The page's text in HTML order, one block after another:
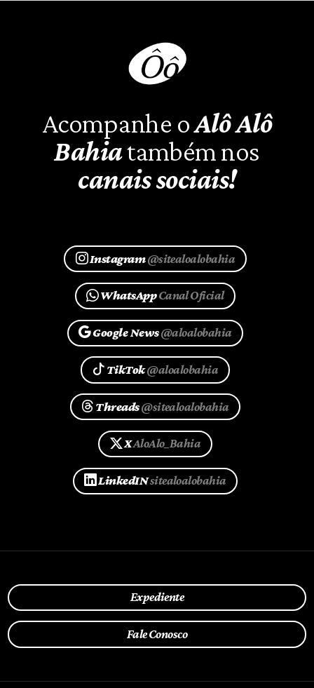
Acompanhe oAlô Alô
Bahiatambém nos
canais sociais!
Instagram@sitealoalobahia
WhatsAppCanal Oficial
Google News@aloalobahia
TikTok@aloalobahia
Threads@sitealoalobahia
XAloAlo_Bahia
LinkedINsitealoalobahia
Expediente
Fale Conosco